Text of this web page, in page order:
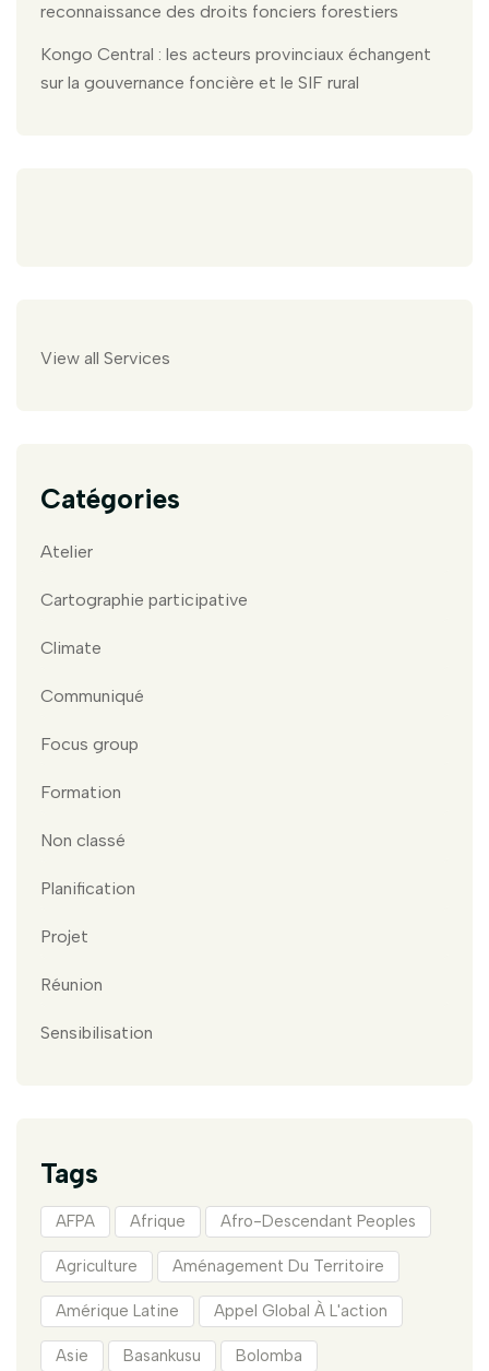
reconnaissance des droits fonciers forestiers
Kongo Central : les acteurs provinciaux échangent
sur la gouvernance foncière et le SIF rural
View all Services
Catégories
Atelier
Cartographie participative
Climate
Communiqué
Focus group
Formation
Non classé
Planification
Projet
Réunion
Sensibilisation
Tags
AFPA Afrique Afro-Descendant Peoples
Agriculture Aménagement Du Territoire
Amérique Latine Appel Global À L'action
Asie Basankusu Bolomba